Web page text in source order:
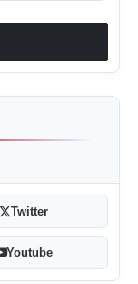
Twitter
Youtube